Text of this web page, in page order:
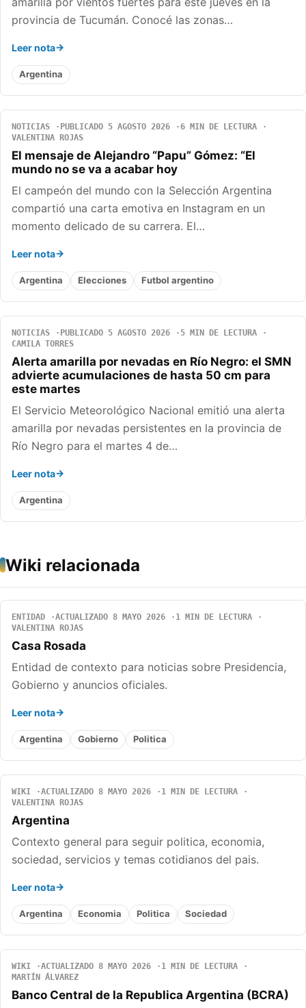
provincia de Tucumán. Conocé las zonas…
Leer nota
Argentina
NOTICIAS PUBLICADO 5 AGOSTO 2026
6 MIN DE LECTURA
VALENTINA ROJAS
El mensaje de Alejandro “Papu” Gómez: “El
mundo no se va a acabar hoy
El campeón del mundo con la Selección Argentina
compartió una carta emotiva en Instagram en un
momento delicado de su carrera. El…
Leer nota
Argentina Elecciones Futbol argentino
NOTICIAS PUBLICADO 5 AGOSTO 2026
5 MIN DE LECTURA
CAMILA TORRES
Alerta amarilla por nevadas en Río Negro: el SMN
advierte acumulaciones de hasta 50 cm para
este martes
El Servicio Meteorológico Nacional emitió una alerta
amarilla por nevadas persistentes en la provincia de
Río Negro para el martes 4 de…
Leer nota
Argentina
Wiki relacionada
ENTIDAD ACTUALIZADO 8 MAYO 2026
1 MIN DE LECTURA
VALENTINA ROJAS
Casa Rosada
Entidad de contexto para noticias sobre Presidencia,
Gobierno y anuncios oficiales.
Leer nota
Argentina Gobierno Politica
WIKI ACTUALIZADO 8 MAYO 2026
1 MIN DE LECTURA
VALENTINA ROJAS
Argentina
Contexto general para seguir politica, economia,
sociedad, servicios y temas cotidianos del pais.
Leer nota
Argentina Economia Politica Sociedad
WIKI ACTUALIZADO 8 MAYO 2026
1 MIN DE LECTURA
MARTÍN ÁLVAREZ
Banco Central de la Republica Argentina (BCRA)